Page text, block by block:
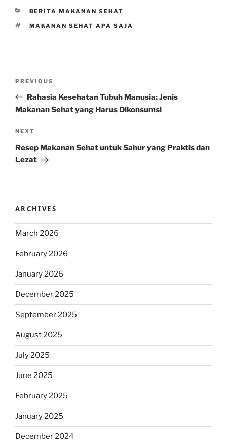
CATEGORIES
BERITA MAKANAN SEHAT
TAGS
MAKANAN SEHAT APA SAJA
Previous
Post
PREVIOUS
Rahasia Kesehatan Tubuh Manusia: Jenis
Makanan Sehat yang Harus Dikonsumsi
Next
Post
NEXT
Resep Makanan Sehat untuk Sahur yang Praktis dan
Lezat
ARCHIVES
March 2026
February 2026
January 2026
December 2025
September 2025
August 2025
July 2025
June 2025
February 2025
January 2025
December 2024